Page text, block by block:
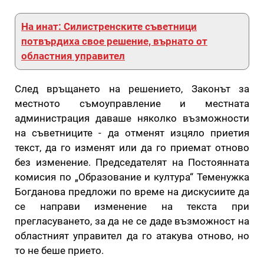
На инат: Силистренските съветници
потвърдиха свое решение, върнато от
областния управител
След връщането на решението, Законът за
местното съмоуправление и местната
администрация даваше няколко възможности
на съветниците - да отменят изцяло приетия
текст, да го изменят или да го приемат отново
без изменение. Председателят на Постоянната
комисия по „Образование и култура“ Теменужка
Богданова предложи по време на дискусиите да
се направи изменение на текста при
прегласуването, за да не се даде възможност на
областният управител да го атакува отново, но
то не беше прието.